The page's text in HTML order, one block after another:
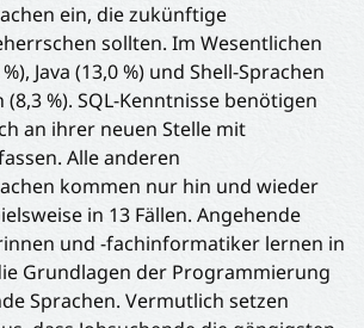
ein, die zukünftige
sollten. Im Wesentlichen
Java (13,0 %) und Shell-Sprachen
(8,3 %). SQL-Kenntnisse benötigen
an ihrer neuen Stelle mit
Alle anderen
kommen nur hin und wieder
in 13 Fällen. Angehende
und -fachinformatiker lernen in
Grundlagen der Programmierung
Sprachen. Vermutlich setzen